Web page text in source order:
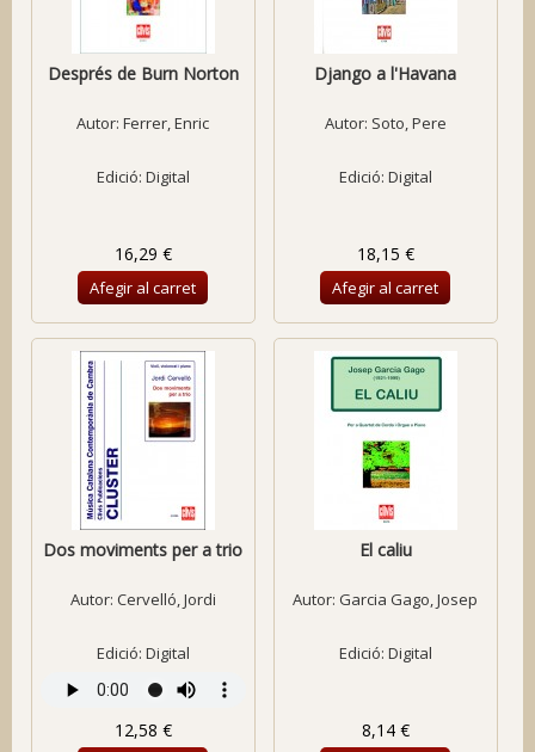
Després de Burn Norton
Autor:Ferrer, Enric
Edició: Digital
16,29 €
Afegir al carret
Django a l'Havana
Autor: Soto, Pere
Edició: Digital
18,15 €
Afegir al carret
Dos moviments per a trio
Autor: Cervelló, Jordi
Edició: Digital
12,58 €
El caliu
Autor: Garcia Gago, Josep
Edició: Digital
8,14 €